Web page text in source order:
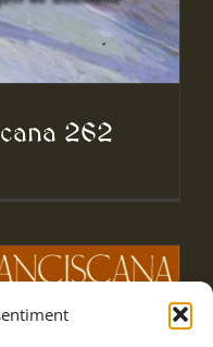
262